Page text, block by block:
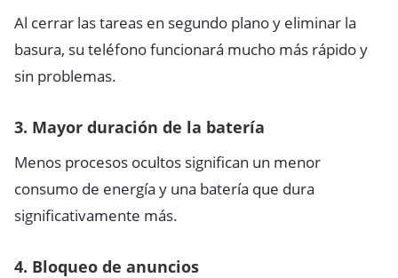
Al cerrar las tareas en segundo plano y eliminar la
basura, su teléfono funcionará mucho más rápido y
sin problemas.
3. Mayor duración de la batería
Menos procesos ocultos significan un menor
consumo de energía y una batería que dura
significativamente más.
4. Bloqueo de anuncios